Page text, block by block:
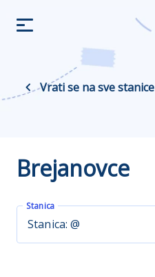
Vrati se na sve stanice
Brejanovce
Stanica
Stanica: @